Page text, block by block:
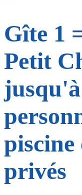
Gîte 1
Petit
jusqu'à
piscine
privés